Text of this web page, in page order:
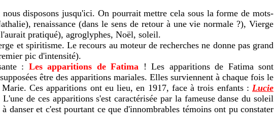
disposons jusqu'ici. On pourrait mettre cela sous la forme de mots-
renaissance (dans le sens de retour à une vie normale ?), Vierge
pratiqué), agroglyphes, Noël, soleil.
et spiritisme. Le recours au moteur de recherches ne donne pas grand
pic d'intensité).
: Les apparitions de Fatima ! Les apparitions de Fatima sont
être des apparitions mariales. Elles surviennent à chaque fois le
Ces apparitions ont eu lieu, en 1917, face à trois enfants : Lucie
de ces apparitions s'est caractérisée par la fameuse danse du soleil
et c'est pourtant ce que d'innombrables témoins ont pu constater